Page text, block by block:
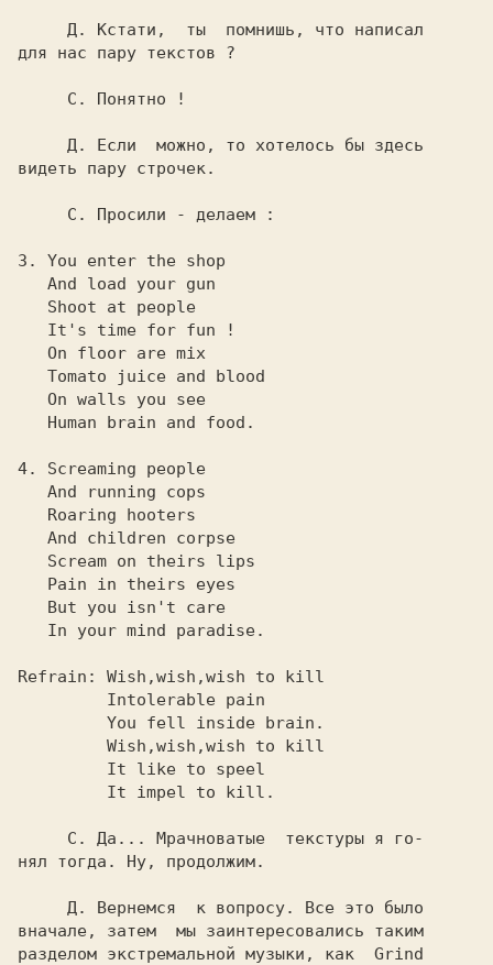
     Д.
Кстати,  ты  помнишь, что написал
для нас пару текстов ?
     С.
Понятно !
     Д.
Если  можно, то хотелось бы здесь
видеть пару строчек.
     С.
Просили - делаем :
3. You enter the shop
4. Screaming people
Refrain: Wish,wish,wish to kill
     С.
Да... Мрачноватые  текстуры я го-
нял тогда. Ну, продолжим.
     Д.
Вернемся  к вопросу. Все это было
вначале, затем  мы заинтересовались таким
разделом экстремальной музыки, как Grind